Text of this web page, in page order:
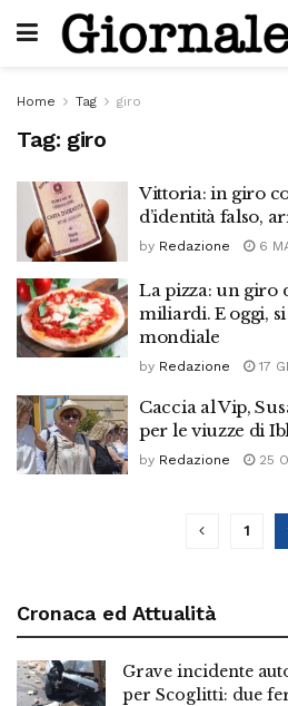
Home Tag giro
Tag: giro
Vittoria: in giro
d’identità falso,
by Redazione 6
La pizza: un giro
miliardi. E oggi,
mondiale
by Redazione 17
Caccia al Vip,
per le viuzze di
by Redazione 25
1
Cronaca ed Attualità
Grave incidente
per Scoglitti: due